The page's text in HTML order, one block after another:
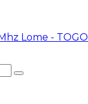
Lome - TOGO